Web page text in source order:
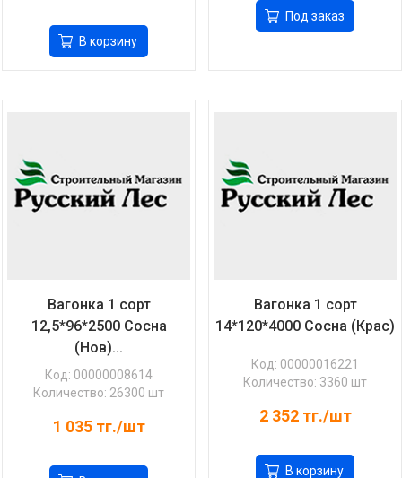
В корзину
Под заказ
Вагонка 1 сорт
12,5*96*2500 Сосна
(Нов)...
Код: 00000008614
Количество: 26300 шт
1 035тг./шт
Вагонка 1 сорт
14*120*4000 Сосна (Крас)
Код: 00000016221
Количество: 3360 шт
2 352тг./шт
В корзину